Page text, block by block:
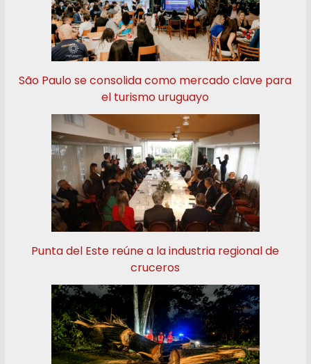
São Paulo se consolida como mercado clave para
el turismo uruguayo
Punta del Este reúne a la industria regional de
cruceros